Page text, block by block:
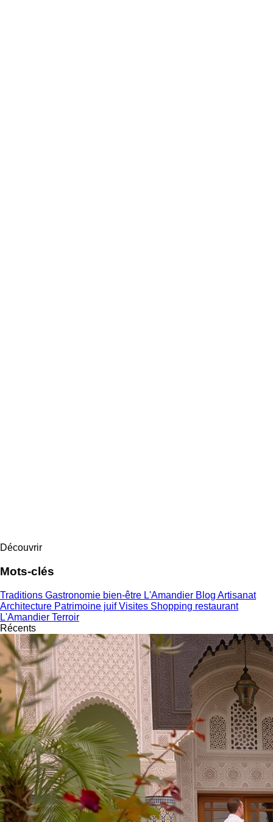
Découvrir
Mots-clés
Traditions Gastronomie bien-être L'Amandier Blog Artisanat
Architecture Patrimoine juifVisites Shopping restaurant
L'Amandier Terroir
Récents